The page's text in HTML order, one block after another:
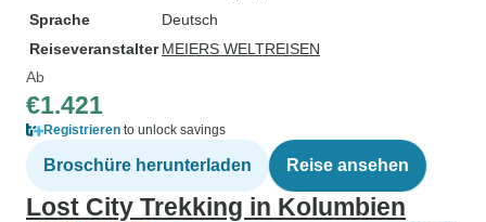
Sprache
Deutsch
Reiseveranstalter MEIERS WELTREISEN
Ab
€1.421
Registrieren to unlock savings
Broschüre herunterladen Reise ansehen
Lost City Trekking in Kolumbien